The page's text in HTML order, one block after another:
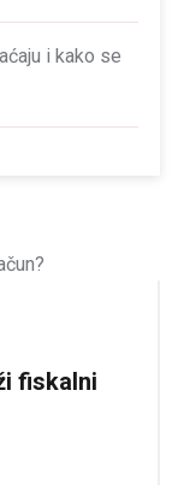
i kako se
fiskalni